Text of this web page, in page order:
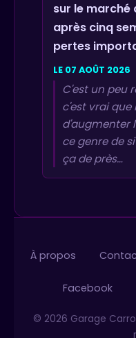
sur le
après cinq
pertes
LE 07 AOÛT 2026
C'est un peu
c'est vrai
d'augmenter
ce genre de
ça de près…
À propos
Facebook
© 2026 Garage